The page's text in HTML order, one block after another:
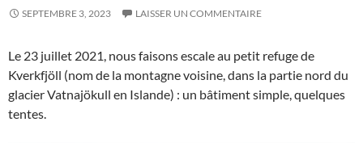
SEPTEMBRE 3, 2023 LAISSER UN COMMENTAIRE
Le 23 juillet 2021, nous faisons escale au petit refuge de
Kverkfjöll (nom de la montagne voisine, dans la partie nord du
glacier Vatnajökull en Islande) : un bâtiment simple, quelques
tentes.